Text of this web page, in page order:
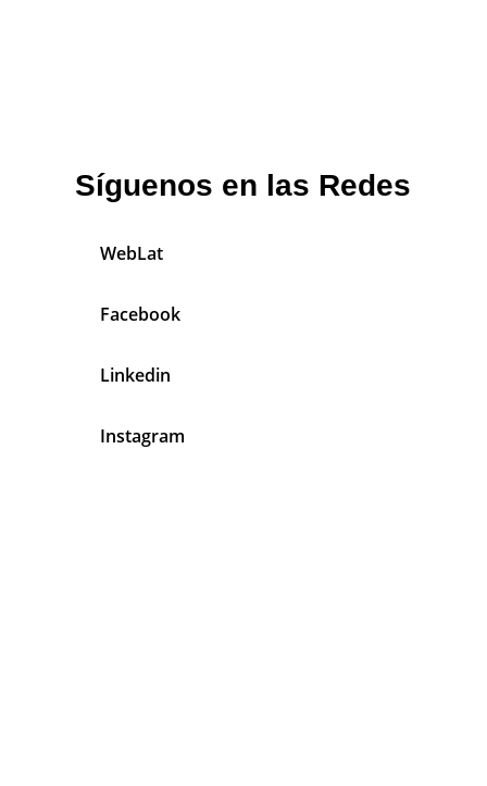
Síguenos en las Redes
WebLat
Facebook
Linkedin
Instagram